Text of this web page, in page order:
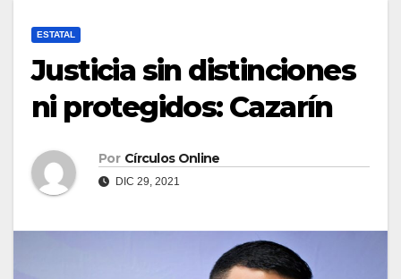
ESTATAL
Justicia sin distinciones
ni protegidos: Cazarín
Por Círculos Online
DIC 29, 2021